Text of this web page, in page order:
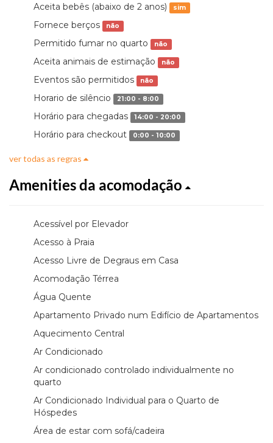
Aceita bebês (abaixo de 2 anos) sim
Fornece berços não
Permitido fumar no quarto não
Aceita animais de estimação não
Eventos são permitidos não
Horario de silêncio 21:00 - 8:00
Horário para chegadas 14:00 - 20:00
Horário para checkout 0:00 - 10:00
ver todas as regras
Amenities da acomodação
Acessível por Elevador
Acesso à Praia
Acesso Livre de Degraus em Casa
Acomodação Térrea
Água Quente
Apartamento Privado num Edifício de Apartamentos
Aquecimento Central
Ar Condicionado
Ar condicionado controlado individualmente no
quarto
Ar Condicionado Individual para o Quarto de
Hóspedes
Área de estar com sofá/cadeira